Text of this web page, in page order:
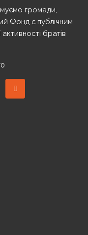
громади,
Фонд є публічним
братів